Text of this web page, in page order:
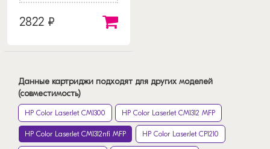
2822 ₽
Данные картриджи подходят для других моделей
(совместимость)
HP Color LaserJet CM1300 HP Color LaserJet CM1312 MFP
HP Color LaserJet CM1312nfi MFP HP Color LaserJet CP1210